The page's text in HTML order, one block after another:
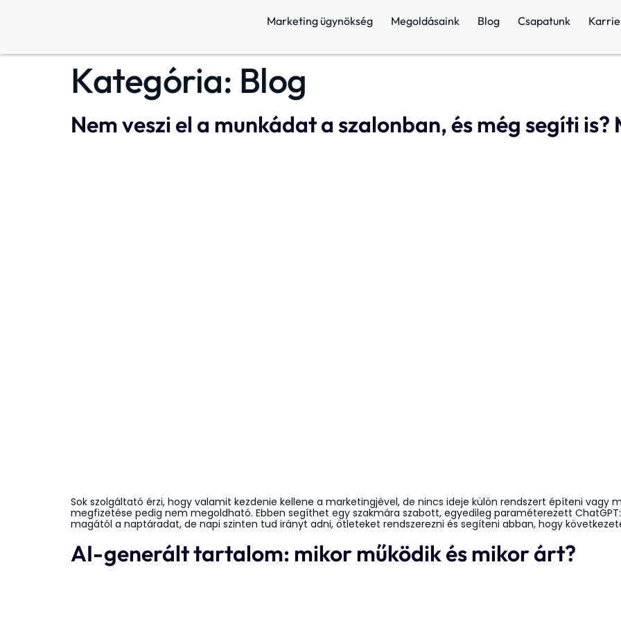
Marketing ügynökség Megoldásaink Blog Csapatunk
Kategória: Blog
Nem veszi el a munkádat a szalonban, és még segíti is?
Sok szolgáltató érzi, hogy valamit kezdenie kellene a marketingjével, de nincs ideje külön rendszert építeni vagy
megfizetése pedig nem megoldható. Ebben segíthet egy szakmára szabott, egyedileg paraméterezett
magától a naptáradat, de napi szinten tud irányt adni, ötleteket rendszerezni és segíteni abban, hogy
AI-generált tartalom: mikor működik és mikor árt?